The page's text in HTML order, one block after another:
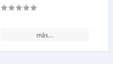
más...